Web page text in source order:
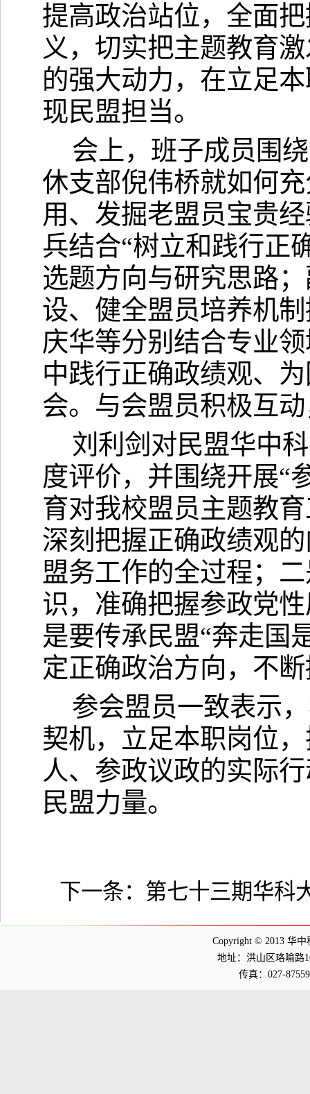
提高政治站位，全面
义，切实把主题教育
的强大动力，在立足
现民盟担当。
会上，班子成员围
休支部倪伟桥就如何
用、 发掘老盟员宝贵
兵结合“树立和践行正
选题方向与研究思路
设、健全盟员培养机
庆华等分别结合专业
中践行正确政绩观、
会。与会盟员积极互
刘利剑对民盟华中
度评价，并围绕开展“
育对我校盟员 主题教
深刻把握正确政绩观
盟务工作的全过程；
识，准确把握参政党
是要传承民盟“奔走国
定正确政治方向，不
参会盟员一致表示
契机，立足本职岗位
人、参政议政的实际
民盟力量。
下一条： 第七十三期华科
Copyright © 2013 华中
地址：洪山区珞喻路
传真：027-